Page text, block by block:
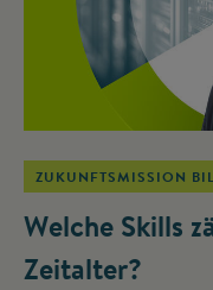
ZUKUNFTSMISSION
Welche Skills
Zeitalter?